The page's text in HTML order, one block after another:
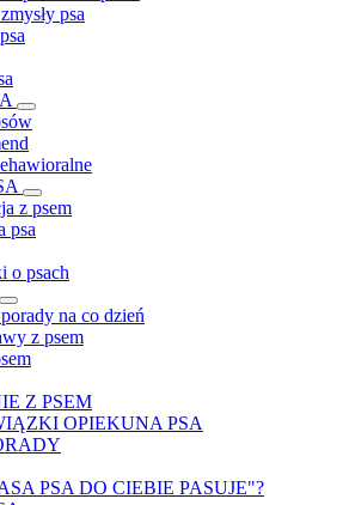
psa
z psem
psa
o psach
na co dzień
z psem
Z PSEM
OPIEKUNA PSA
PSA DO CIEBIE PASUJE"?